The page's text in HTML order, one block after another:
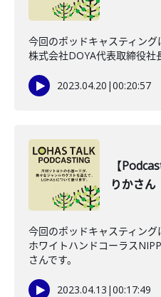
今回のポッドキャスティング
株式会社DOYA代表取締役社
2023.04.20 |00:20:57
【
りかさん
今回のポッドキャスティング
ホワイトハンドコーラス
さんです。
2023.04.13 |00:17:49